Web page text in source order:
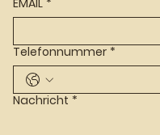
EMAIL *
Telefonnummer *
Nachricht *